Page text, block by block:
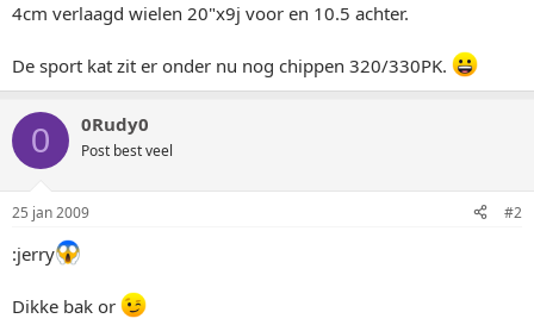
4cm verlaagd wielen 20"x9j voor en 10.5 achter.
De sport kat zit er onder nu nog chippen 320/330PK.
0 0Rudy0
Post best veel
25 jan 2009 #2
:jerry
Dikke bak or